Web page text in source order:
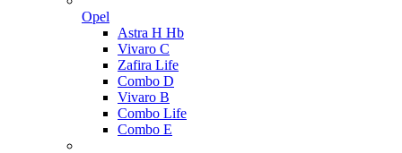
Opel
Astra H Hb
Vivaro C
Zafira Life
Combo D
Vivaro B
Combo Life
Combo E